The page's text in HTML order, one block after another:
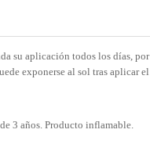
su aplicación todos los días, por
exponerse al sol tras aplicar el
3 años. Producto inflamable.